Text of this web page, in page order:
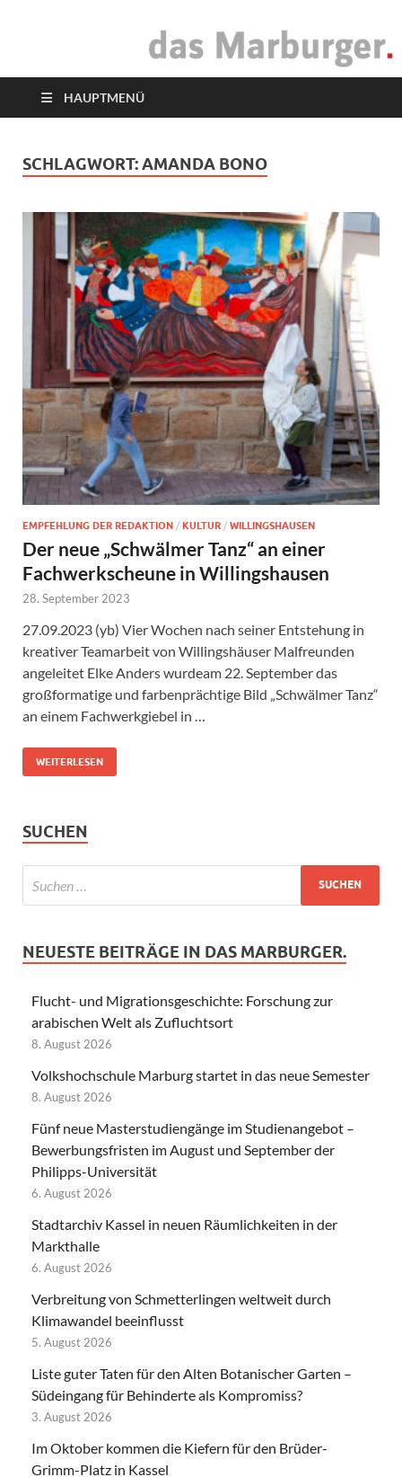
das Marburger.
HAUPTMENÜ
SCHLAGWORT:AMANDA BONO
EMPFEHLUNG DER REDAKTION / KULTUR / WILLINGSHAUSEN
Der neue „Schwälmer Tanz“ an einer
Fachwerkscheune in Willingshausen
28. September 2023
27.09.2023 (yb) Vier Wochen nach seiner Entstehung in
kreativer Teamarbeit von Willingshäuser Malfreunden
angeleitet Elke Anders wurdeam 22. September das
großformatige und farbenprächtige Bild „Schwälmer Tanz“
an einem Fachwerkgiebel in …
WEITERLESEN
SUCHEN
NEUESTE BEITRÄGE IN DAS MARBURGER.
Flucht- und Migrationsgeschichte: Forschung zur
arabischen Welt als Zufluchtsort
8. August 2026
Volkshochschule Marburg startet in das neue Semester
8. August 2026
Fünf neue Masterstudiengänge im Studienangebot –
Bewerbungsfristen im August und September der
Philipps-Universität
6. August 2026
Stadtarchiv Kassel in neuen Räumlichkeiten in der
Markthalle
6. August 2026
Verbreitung von Schmetterlingen weltweit durch
Klimawandel beeinflusst
5. August 2026
Liste guter Taten für den Alten Botanischer Garten –
Südeingang für Behinderte als Kompromiss?
3. August 2026
Im Oktober kommen die Kiefern für den Brüder-
Grimm-Platz in Kassel